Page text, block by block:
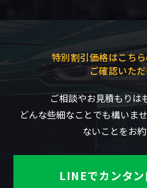
特別割引価格はこち
ご確認いた
ご相談やお見積もりは
どんな些細なことでも構いま
ないことをお約
LINEでカンタ